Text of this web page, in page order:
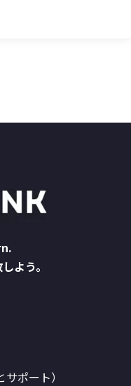
よう。
ポート）